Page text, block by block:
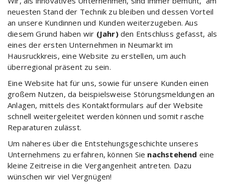
neuesten Stand der Technik zu bleiben und dessen Vorteil
an unsere Kundinnen und Kunden weiterzugeben. Aus
diesem Grund haben wir (Jahr)den Entschluss gefasst, als
eines der ersten Unternehmen in Neumarkt im
Hausruckkreis, eine Website zu erstellen, um auch
überregional präsent zu sein.
Eine Website hat für uns, sowie für unsere Kunden einen
großem Nutzen, da beispielsweise Störungsmeldungen an
Anlagen, mittels des Kontaktformulars auf der Website
schnell weitergeleitet werden können und somit rasche
Reparaturen zulässt.
Um näheres über die Entstehungsgeschichte unseres
Unternehmens zu erfahren, können Sie nachstehend eine
kleine Zeitreise in die Vergangenheit antreten. Dazu
wünschen wir viel Vergnügen!